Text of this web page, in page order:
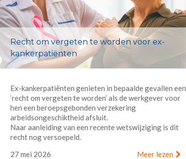
Recht om vergeten te worden voor ex-
kankerpatiënten
Ex-kankerpatiënten genieten in bepaalde gevallen een
‘recht om vergeten te worden’ als de werkgever voor
hen een beroepsgebonden verzekering
arbeidsongeschiktheid afsluit.
Naar aanleiding van een recente wetswijziging is dit
recht nog versoepeld.
27 mei 2026
Meer lezen